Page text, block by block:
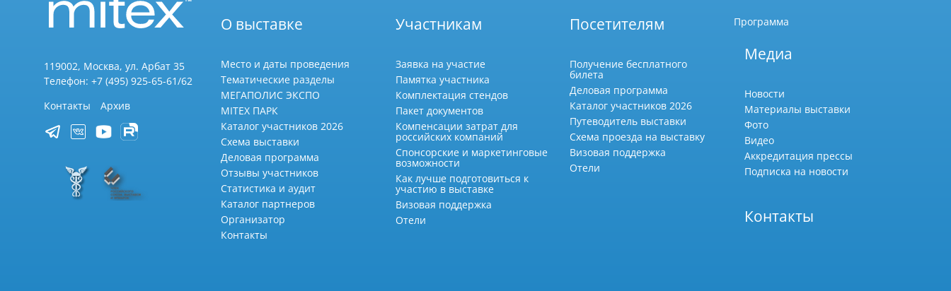
119002, Москва, ул. Арбат 35
Телефон: +7 (495) 925-65-61/62
Контакты
Архив
О выставке
Место и даты проведения
Тематические разделы
МЕГАПОЛИС ЭКСПО
MITEX ПАРК
Каталог участников 2026
Схема выставки
Деловая программа
Отзывы участников
Статистика и аудит
Каталог партнеров
Организатор
Контакты
Участникам
Заявка на участие
Памятка участника
Комплектация стендов
Пакет документов
Компенсации затрат для
российских компаний
Спонсорские и маркетинговые
возможности
Как лучше подготовиться к
участию в выставке
Визовая поддержка
Отели
Посетителям
Получение бесплатного
билета
Деловая программа
Каталог участников 2026
Путеводитель выставки
Схема проезда на выставку
Визовая поддержка
Отели
Программа
Медиа
Новости
Материалы выставки
Фото
Видео
Аккредитация прессы
Подписка на новости
Контакты